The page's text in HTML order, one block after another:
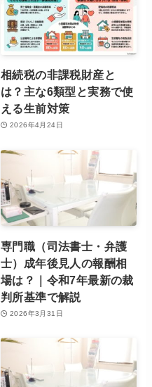
相続税の非課税財産と
は？主な6類型と実務で使
える生前対策
2026年4月24日
専門職（司法書士・弁護
士）成年後見人の報酬相
場は？｜令和7年最新の裁
判所基準で解説
2026年3月31日